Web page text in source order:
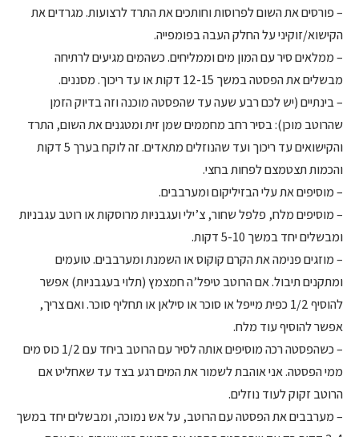
– פורסים את השום לפרוסות וחותכים את התרד לרצועות. מגרדים את
הקישוא/זוקיני על החלק העבה בפומפייה.
– ממלאים סיר עם המון מים וממליחים. כשהמים מגיעים לרתיחה
מבשלים את הפסטה במשך 12-15 דקות או עד ריכוך. מסננים.
– בינתיים (יש לכם רבע שעה עד שהפסטה מוכנה וזה בדיוק הזמן
שהרוטב מוכן): בסיר רחב מחממים שמן זית ומטגנים את השום, התרד
והקישואים עד ריכוך ועד שהנוזלים מתאדים. זה לוקח בערך 5 דקות
והכמות תצטמצם לפחות בחצי.
– מוסיפים את עלי הבזיליקום ומערבבים.
– מוסיפים מלח, פלפל שחור, צ’ילי ועגבניות מרוסקות או רוטב עגבניות
ומבשלים יחד במשך 5-10 דקות.
– מוזגים פנימה את הקרם קוקוס או השמנת ומערבבים. טועמים
ומתקנים תיבול. אם הרוטב טיפל’ה חמצמץ (תלוי בעגבניות) אפשר
להוסיף 1/2 כפית מייפל או סוכר או סילאן או תחליף סוכר. ואם צריך,
אפשר להוסיף עוד מלח.
– כשהפסטה רכה מוסיפים אותה לסיר עם הרוטב ביחד עם 1/2 כוס מים
ממי הפסטה. אני אוהבת לשמור את המים רגע בצד עד שאחליט אם
הרוטב זקוק לעוד נוזלים.
– מערבבים את הפסטה עם הרוטב, על אש נמוכה, ומבשלים יחד במשך